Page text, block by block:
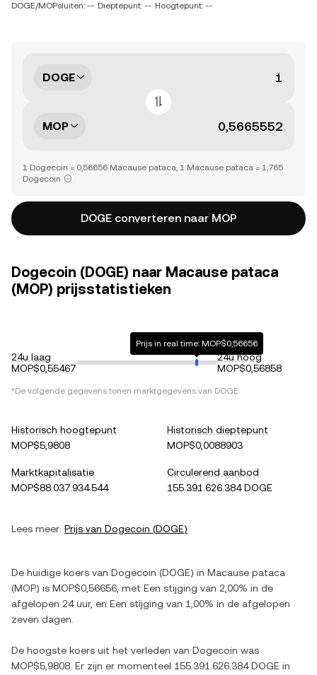
DOGE/MOPsluiten: -- Dieptepunt: -- Hoogtepunt: --
DOGE
MOP
1 Dogecoin = 0,56656 Macause pataca, 1 Macause pataca = 1,765
Dogecoin
DOGE converteren naar MOP
Dogecoin (DOGE) naar Macause pataca
(MOP) prijsstatistieken
24u laag
MOP$0,55467
Prijs in real time: MOP$0,56656
24u hoog
MOP$0,56858
*De volgende gegevens tonen marktgegevens van DOGE.
Historisch hoogtepunt
MOP$5,9808
Historisch dieptepunt
MOP$0,0088903
Marktkapitalisatie
MOP$88.037.934.544
Circulerend aanbod
155.391.626.384 DOGE
Lees meer: Prijs van Dogecoin (DOGE)
De huidige koers van Dogecoin (DOGE) in Macause pataca
(MOP) is MOP$0,56656 , met Een stijging van 2,00% in de
afgelopen 24 uur, en Een stijging van 1,00% in de afgelopen
zeven dagen.
De hoogste koers uit het verleden van Dogecoin was
MOP$5,9808 . Er zijn er momenteel 155.391.626.384 DOGE in